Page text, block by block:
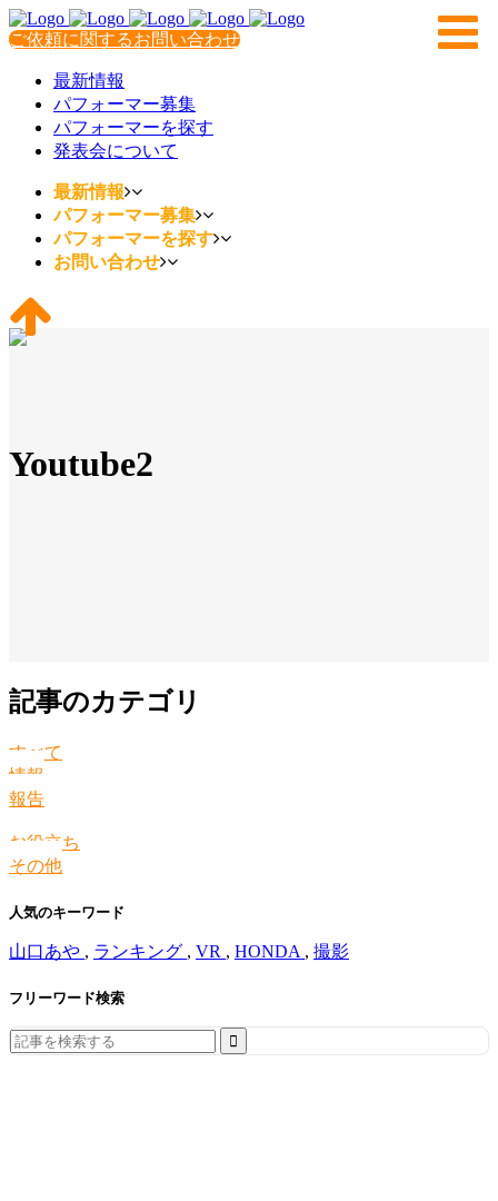
ご依頼に関するお問い合わせ
最新情報
パフォーマー募集
パフォーマーを探す
発表会について
最新情報
パフォーマー募集
パフォーマーを探す
お問い合わせ
Youtube2
記事のカテゴリ
すべて
情報
報告
お役立ち
その他
人気のキーワード
山口あや , ランキング , VR , HONDA , 撮影
フリーワード検索
Search
for: